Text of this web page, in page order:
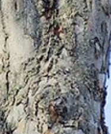
stavbu, ale i majetek a
Proč jsou sněhové
pohled se může zdát,